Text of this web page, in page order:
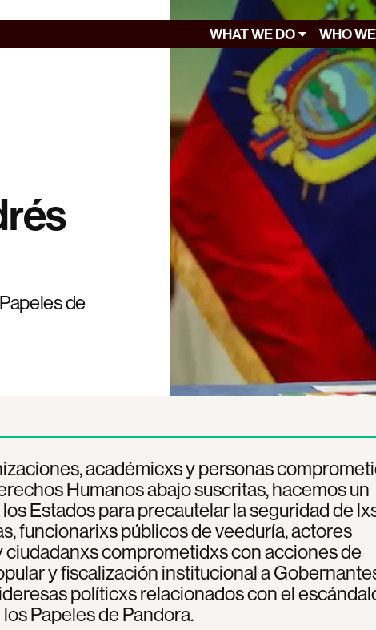
WHAT WE DO WHO
de
académicxs y personas
Humanos abajo suscritas, hacemos un
Estados para precautelar la seguridad de
funcionarixs públicos de veeduría, actores
ciudadanxs comprometidxs con acciones de
y fiscalización institucional a
políticxs relacionados con el
Papeles de Pandora.